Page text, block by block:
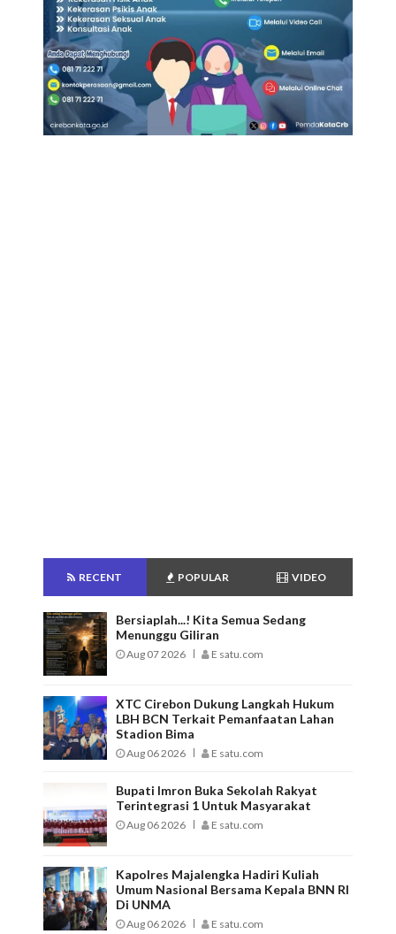
RECENT POPULAR VIDEO
Bersiaplah...! Kita Semua Sedang
Menunggu Giliran
Aug 07 2026 E satu.com
XTC Cirebon Dukung Langkah Hukum
LBH BCN Terkait Pemanfaatan Lahan
Stadion Bima
Aug 06 2026 E satu.com
Bupati Imron Buka Sekolah Rakyat
Terintegrasi 1 Untuk Masyarakat
Aug 06 2026 E satu.com
Kapolres Majalengka Hadiri Kuliah
Umum Nasional Bersama Kepala BNN RI
Di UNMA
Aug 06 2026 E satu.com